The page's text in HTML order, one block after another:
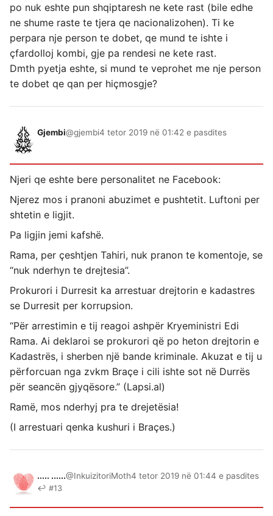
po nuk eshte pun shqiptaresh ne kete rast (bile edhe
ne shume raste te tjera qe nacionalizohen). Ti ke
perpara nje person te dobet, qe mund te ishte i
çfardolloj kombi, gje pa rendesi ne kete rast.
Dmth pyetja eshte, si mund te veprohet me nje person
te dobet qe qan per hiçmosgje?
Gjembi@gjembi4 tetor 2019 në 01:42 e pasdites
Njeri qe eshte bere personalitet ne Facebook:
Njerez mos i pranoni abuzimet e pushtetit. Luftoni per
shtetin e ligjit.
Pa ligjin jemi kafshë.
Rama, per çeshtjen Tahiri, nuk pranon te komentoje, se
“nuk nderhyn te drejtesia”.
Prokurori i Durresit ka arrestuar drejtorin e kadastres
se Durresit per korrupsion.
“Për arrestimin e tij reagoi ashpër Kryeministri Edi
Rama. Ai deklaroi se prokurori që po heton drejtorin e
Kadastrës, i sherben një bande kriminale. Akuzat e tij u
përforcuan nga zvkm Braçe i cili ishte sot në Durrës
për seancën gjyqësore.” (Lapsi.al)
Ramë, mos nderhyj pra te drejetësia!
(I arrestuari qenka kushuri i Braçes.)
..... ......@InkuizitoriMoth4 tetor 2019 në 01:44 e pasdites
↩ #13